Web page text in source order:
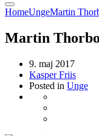
HomeUngeMartin
Martin
9. maj 2017
Kasper Friis
Posted in Unge